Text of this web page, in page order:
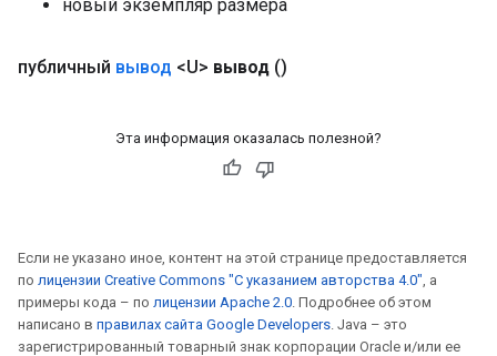
новый экземпляр размера
публичный вывод <U> вывод ()
Эта информация оказалась полезной?
Если не указано иное, контент на этой странице предоставляется
по лицензии Creative Commons "С указанием авторства 4.0", а
примеры кода – по лицензии Apache 2.0. Подробнее об этом
написано в правилах сайта Google Developers. Java – это
зарегистрированный товарный знак корпорации Oracle и/или ее